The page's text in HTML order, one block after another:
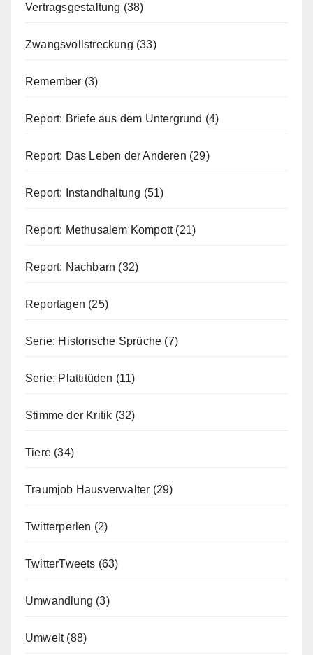
Vertragsgestaltung (38)
Zwangsvollstreckung (33)
Remember (3)
Report: Briefe aus dem Untergrund (4)
Report: Das Leben der Anderen (29)
Report: Instandhaltung (51)
Report: Methusalem Kompott(21)
Report: Nachbarn (32)
Reportagen (25)
Serie: Historische Sprüche (7)
Serie: Plattitüden (11)
Stimme der Kritik (32)
Tiere (34)
Traumjob Hausverwalter (29)
Twitterperlen (2)
TwitterTweets (63)
Umwandlung (3)
Umwelt(88)